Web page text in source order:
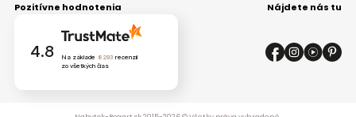
Pozitívne hodnotenia
4.8 Na základe 8293 recenzií
zo všetkých čias
Nájdete nás tu